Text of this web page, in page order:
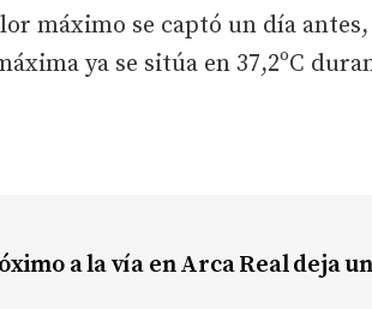
máximo se captó un día antes,
ya se sitúa en 37,2ºC
a la vía en Arca Real deja